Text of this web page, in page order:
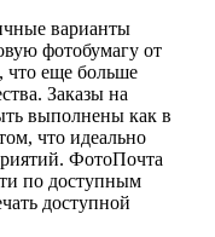
варианты
фотобумагу от
что еще больше
Заказы на
выполнены как в
что идеально
ФотоПочта
по доступным
доступной